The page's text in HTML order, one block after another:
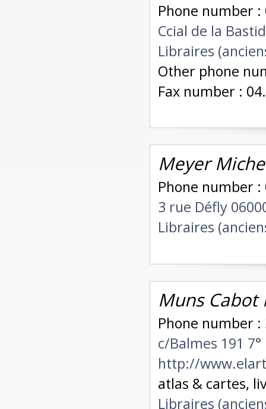
Phone number :
Ccial de la
Libraires
Other phone
Fax number :
Meyer
Phone number :
3 rue Défly
Libraires
Muns Cabot
Phone number :
c/Balmes 191
http://
atlas & cartes,
Libraires